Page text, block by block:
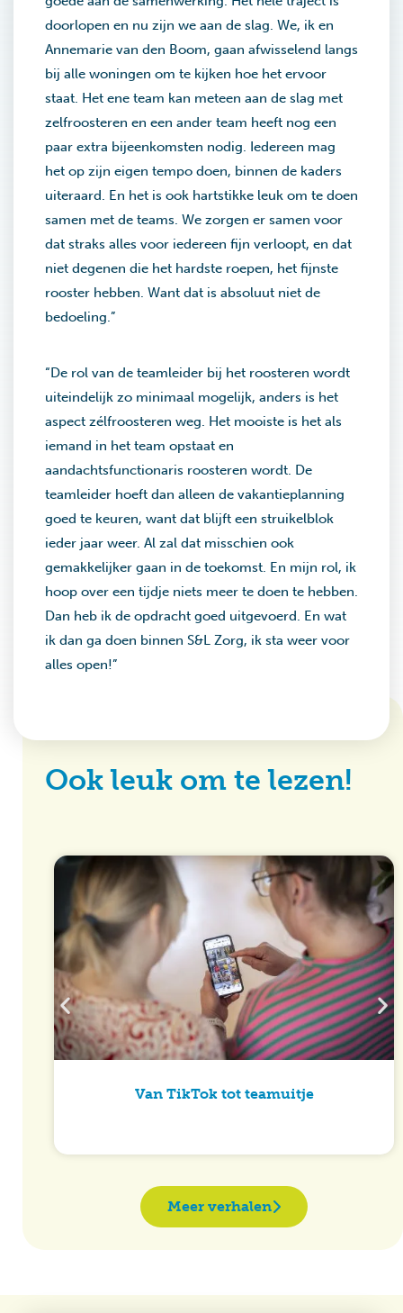
doorlopen en nu zijn we aan de slag. We, ik en
Annemarie van den Boom, gaan afwisselend langs
bij alle woningen om te kijken hoe het ervoor
staat. Het ene team kan meteen aan de slag met
zelfroosteren en een ander team heeft nog een
paar extra bijeenkomsten nodig. Iedereen mag
het op zijn eigen tempo doen, binnen de kaders
uiteraard. En het is ook hartstikke leuk om te doen
samen met de teams. We zorgen er samen voor
dat straks alles voor iedereen fijn verloopt, en dat
niet degenen die het hardste roepen, het fijnste
rooster hebben. Want dat is absoluut niet de
bedoeling.”
“De rol van de teamleider bij het roosteren wordt
uiteindelijk zo minimaal mogelijk, anders is het
aspect zélfroosteren weg. Het mooiste is het als
iemand in het team opstaat en
aandachtsfunctionaris roosteren wordt. De
teamleider hoeft dan alleen de vakantieplanning
goed te keuren, want dat blijft een struikelblok
ieder jaar weer. Al zal dat misschien ook
gemakkelijker gaan in de toekomst. En mijn rol, ik
hoop over een tijdje niets meer te doen te hebben.
Dan heb ik de opdracht goed uitgevoerd. En wat
ik dan ga doen binnen S&L Zorg, ik sta weer voor
alles open!”
Ook leuk om te lezen!
Van TikTok tot teamuitje
Meer verhalen